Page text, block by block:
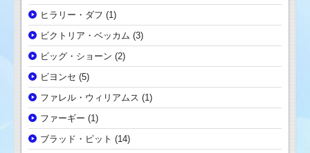
ヒラリー・ダフ (1)
ビクトリア・ベッカム (3)
ビッグ・ショーン (2)
ビヨンセ (5)
ファレル・ウィリアムス (1)
ファーギー (1)
ブラッド・ピット (14)